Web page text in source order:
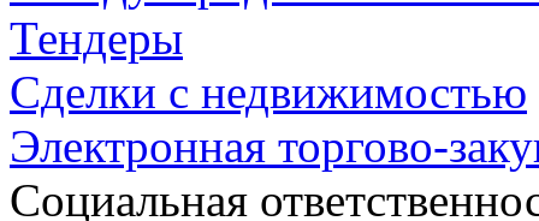
Тендеры
Сделки с недвижимостью
Электронная торгово-
Социальная